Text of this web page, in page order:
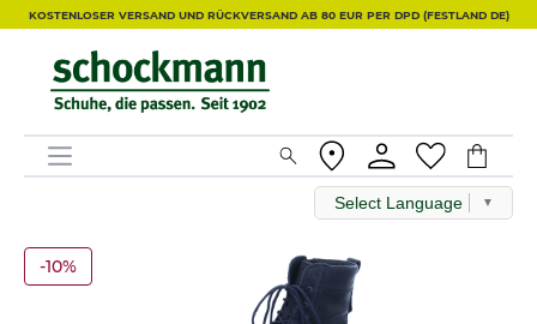
KOSTENLOSER VERSAND UND RÜCKVERSAND AB 80 EUR PER DPD (FESTLAND DE)
Select Language ▼
-10%